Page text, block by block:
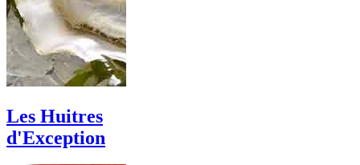
Les Huitres
d'Exception